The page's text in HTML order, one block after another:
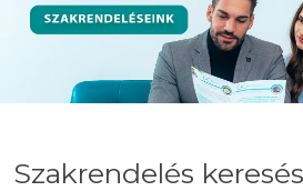
Szakrendelés